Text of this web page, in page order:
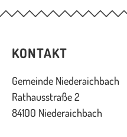
KONTAKT
Gemeinde Niederaichbach
Rathausstraße 2
84100 Niederaichbach